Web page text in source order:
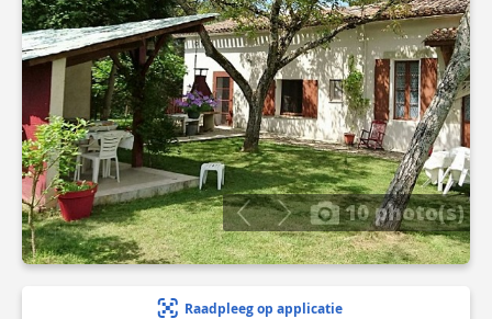
10 photo(s)
Raadpleeg op applicatie